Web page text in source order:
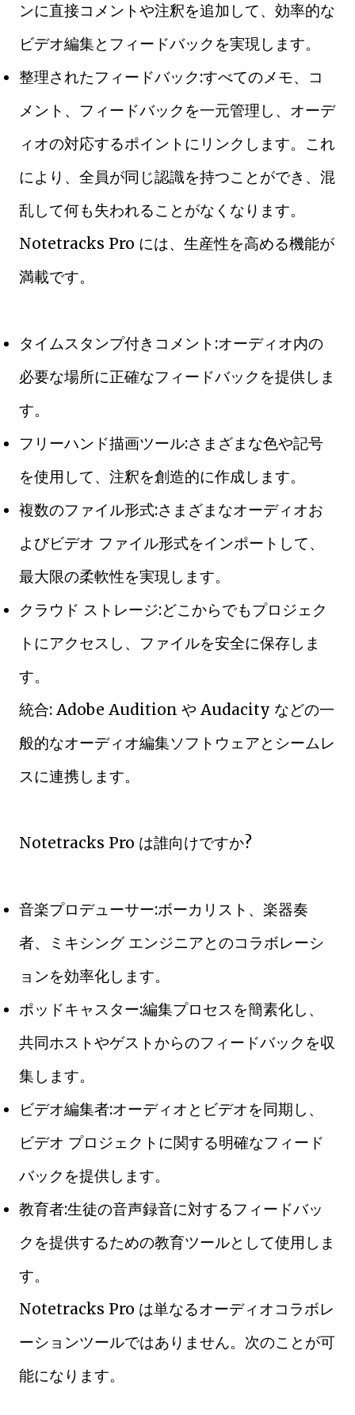
ンに直接コメントや注釈を追加して、効率的な
ビデオ編集とフィードバックを実現します。
整理されたフィードバック:すべてのメモ、コ
メント、フィードバックを一元管理し、オーデ
ィオの対応するポイントにリンクします。これ
により、全員が同じ認識を持つことができ、混
乱して何も失われることがなくなります。
Notetracks Pro には、生産性を高める機能が
満載です。
タイムスタンプ付きコメント:オーディオ内の
必要な場所に正確なフィードバックを提供しま
す。
フリーハンド描画ツール:さまざまな色や記号
を使用して、注釈を創造的に作成します。
複数のファイル形式:さまざまなオーディオお
よびビデオ ファイル形式をインポートして、
最大限の柔軟性を実現します。
クラウド ストレージ:どこからでもプロジェク
トにアクセスし、ファイルを安全に保存しま
す。
統合: Adob​​e Audition や Audacity などの一
般的なオーディオ編集ソフトウェアとシームレ
スに連携します。
Notetracks Pro は誰向けですか?
音楽プロデューサー:ボーカリスト、楽器奏
者、ミキシング エンジニアとのコラボレーシ
ョンを効率化します。
ポッドキャスター:編集プロセスを簡素化し、
共同ホストやゲストからのフィードバックを収
集します。
ビデオ編集者:オーディオとビデオを同期し、
ビデオ プロジェクトに関する明確なフィード
バックを提供します。
教育者:生徒の音声録音に対するフィードバッ
クを提供するための教育ツールとして使用しま
す。
Notetracks Pro は単なるオーディオコラボレ
ーションツールではありません。次のことが可
能になります。